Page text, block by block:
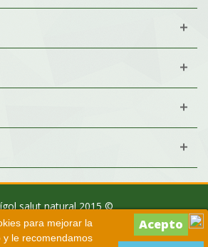
para mejorar la
le recomendamos
salut natural 2015 ©